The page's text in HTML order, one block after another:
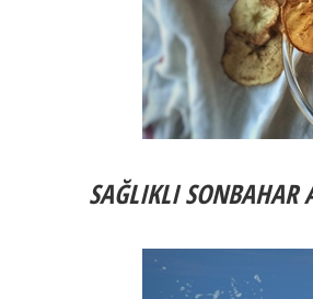
SAĞLIKLI SONBAHAR